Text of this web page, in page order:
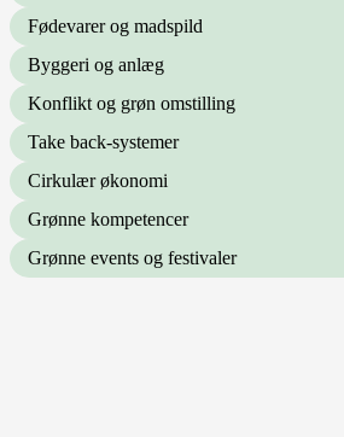
Fødevarer og madspild
Byggeri og anlæg
Konflikt og grøn omstilling
Take back-systemer
Cirkulær økonomi
Grønne kompetencer
Grønne events og festivaler